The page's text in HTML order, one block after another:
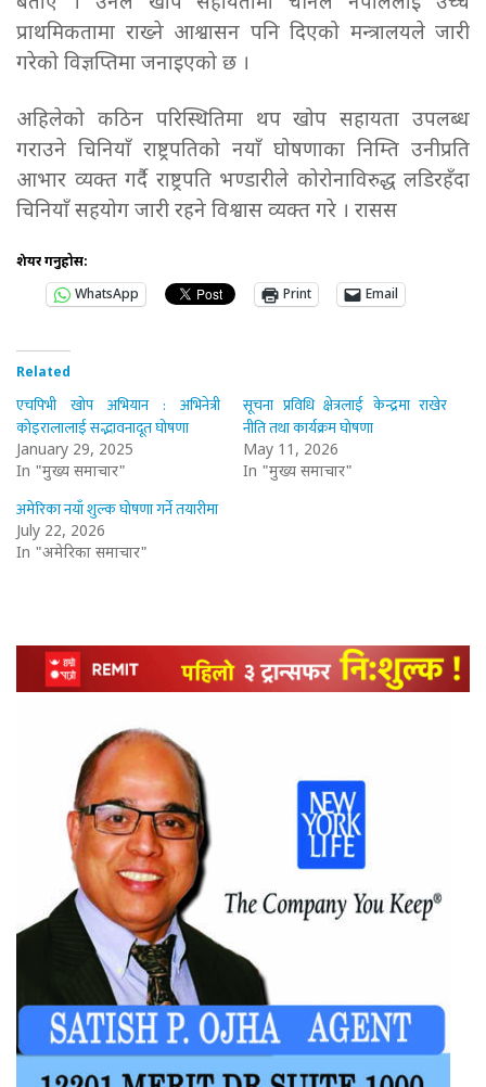
प्राथमिकतामा राख्ने आश्वासन पनि दिएको मन्त्रालयले जारी
गरेको विज्ञप्तिमा जनाइएको छ ।
अहिलेको कठिन परिस्थितिमा थप खोप सहायता उपलब्ध
गराउने चिनियाँ राष्ट्रपतिको नयाँ घोषणाका निम्ति उनीप्रति
आभार व्यक्त गर्दै राष्ट्रपति भण्डारीले कोरोनाविरुद्ध लडिरहँदा
चिनियाँ सहयोग जारी रहने विश्वास व्यक्त गरे । रासस
शेयर गर्नुहोस:
WhatsApp
Print Email
Related
एचपिभी खोप अभियान : अभिनेत्री
कोइरालालाई सद्भावनादूत घोषणा
January 29, 2025
In "मुख्य समाचार"
सूचना प्रविधि क्षेत्रलाई केन्द्रमा राखेर
नीति तथा कार्यक्रम घोषणा
May 11, 2026
In "मुख्य समाचार"
अमेरिका नयाँ शुल्क घोषणा गर्ने तयारीमा
July 22, 2026
In "अमेरिका समाचार"